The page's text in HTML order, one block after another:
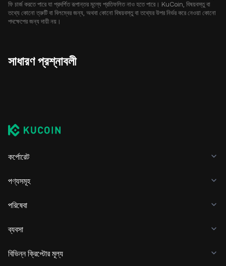
ফি চার্জ করতে পারে যা প্রদর্শিত রূপান্তর মূল্যে প্রতিফলিত নাও হতে পারে। KuCoin, বিষয়বস্তু বা
তথ্যে কোনো ত্রুটি বা বিলম্বের জন্য, অথবা কোনো বিষয়বস্তু বা তথ্যের উপর নির্ভর করে নেওয়া কোনো
পদক্ষেপের জন্য দায়ী নয়।
সাধারণ প্রশ্নাবলী
কর্পোরেট
পণ্যসমূহ
পরিষেবা
ব্যবসা
বিভিন্ন ক্রিপ্টোর মূল্য